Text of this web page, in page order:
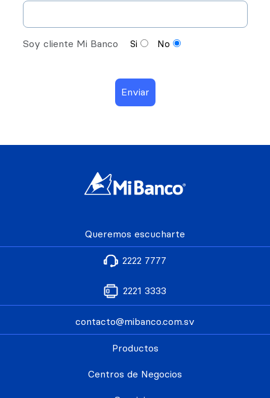
Soy cliente Mi Banco Si No
Queremos escucharte
2222 7777
2221 3333
contacto@mibanco.com.sv
Productos
Centros de Negocios